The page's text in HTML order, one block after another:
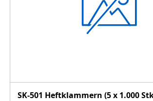
SK-501 Heftklammern (5 x 1.000